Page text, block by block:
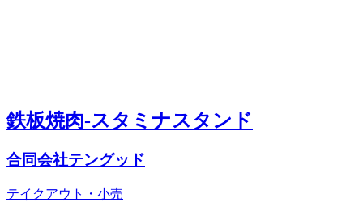
鉄板焼肉-スタミナスタンド
合同会社テングッド
テイクアウト・小売